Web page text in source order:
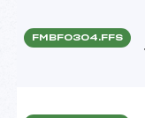
FMBF0304.FFS